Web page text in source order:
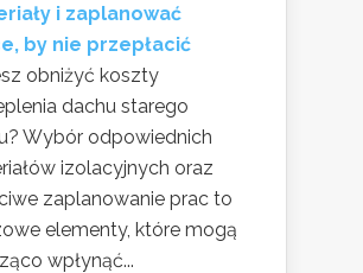
i zaplanować
by nie przepłacić
obniżyć koszty
dachu starego
Wybór odpowiednich
izolacyjnych oraz
zaplanowanie prac to
elementy, które mogą
wpłynąć...